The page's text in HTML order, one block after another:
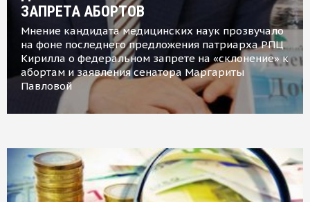
ЗАПРЕТА АБОРТОВ
Мнение кандидата медицинских наук прозвучало
на фоне последнего предложения патриарха РПЦ
Кирилла о федеральном запрете на «склонение» к
абортам и заявления сенатора Маргариты
Павловой